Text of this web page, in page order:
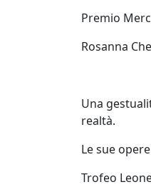
Creatini
Angelica
Dainese
Nicola
Premio
Rosanna
Una
realtà.
Le sue
Trofeo